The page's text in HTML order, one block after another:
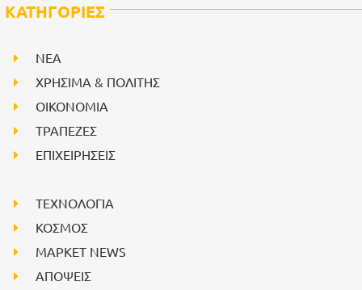
ΚΑΤΗΓΟΡΙΕΣ
NEA
ΧΡΗΣΙΜΑ & ΠΟΛΙΤΗΣ
ΟΙΚΟΝΟΜΙΑ
ΤΡΑΠΕΖΕΣ
ΕΠΙΧΕΙΡΗΣΕΙΣ
ΤΕΧΝΟΛΟΓΙΑ
ΚΟΣΜΟΣ
ΜΑΡΚΕΤ NEWS
ΑΠΟΨΕΙΣ